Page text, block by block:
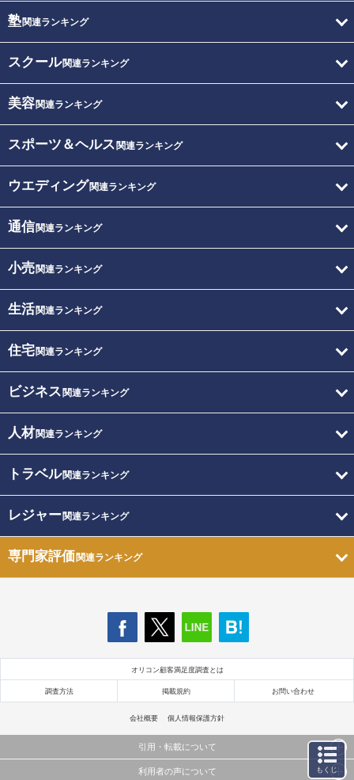
塾関連ランキング
スクール関連ランキング
美容関連ランキング
スポーツ＆ヘルス 関連ランキング
ウエディング関連ランキング
通信関連ランキング
小売関連ランキング
生活関連ランキング
住宅関連ランキング
ビジネス 関連ランキング
人材関連ランキング
トラベル関連ランキング
レジャー関連ランキング
専門家評価関連ランキング
オリコン顧客満足度調査とは
調査方法 掲載規約 お問い合わせ
会社概要 個人情報保護方針
引用・転載について
当サイトで公開されている情報（文字、写真、イラスト、画像データ等）及びこれらの配置・
利用者の声について もくじ